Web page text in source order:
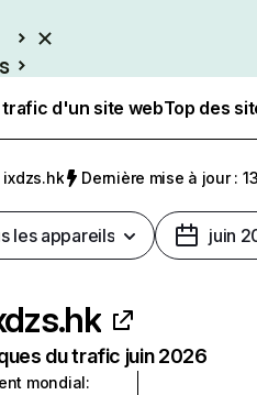
d'un site webTop des
ixdzs.hk Dernière mise à jour :
les appareils juin
du trafic juin 2026
mondial: